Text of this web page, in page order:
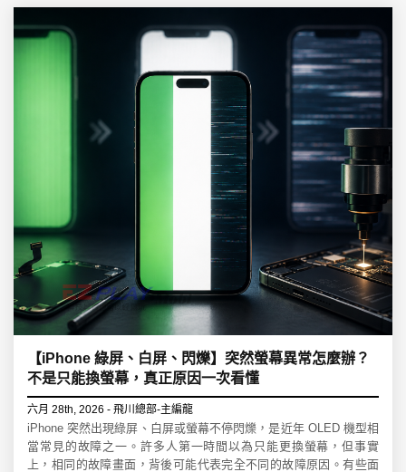
【iPhone 綠屏、白屏、閃爍】突然螢幕異常怎麼辦？
不是只能換螢幕，真正原因一次看懂
六月 28th, 2026 - 飛川總部-主編龍
iPhone 突然出現綠屏、白屏或螢幕不停閃爍，是近年 OLED 機型相
當常見的故障之一。許多人第一時間以為只能更換螢幕，但事實
上，相同的故障畫面，背後可能代表完全不同的故障原因。有些面